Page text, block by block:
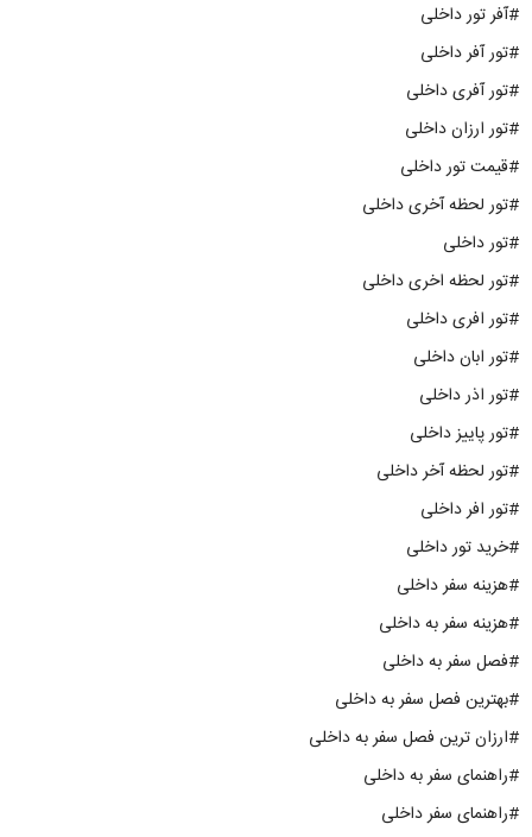
#آفر تور داخلی
#تور آفر داخلی
#تور آفری داخلی
#تور ارزان داخلی
#قیمت تور داخلی
#تور لحظه آخری داخلی
#تور داخلی
#تور لحظه اخری داخلی
#تور افری داخلی
#تور ابان داخلی
#تور اذر داخلی
#تور پاییز داخلی
#تور لحظه آخر داخلی
#تور افر داخلی
#خرید تور داخلی
#هزینه سفر داخلی
#هزینه سفر به داخلی
#فصل سفر به داخلی
#بهترین فصل سفر به داخلی
#ارزان ترین فصل سفر به داخلی
#راهنمای سفر به داخلی
#راهنمای سفر داخلی